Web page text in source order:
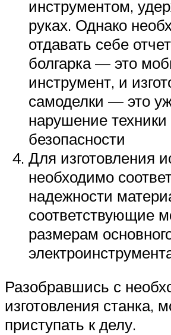
инструментом,
руках. Однако
отдавать себе
болгарка — это
инструмент, и
самоделки — это
нарушение техники
безопасности
Для изготовления
необходимо
надежности
соответствующие
размерам
Разобравшись с
изготовления станка,
приступать к делу.